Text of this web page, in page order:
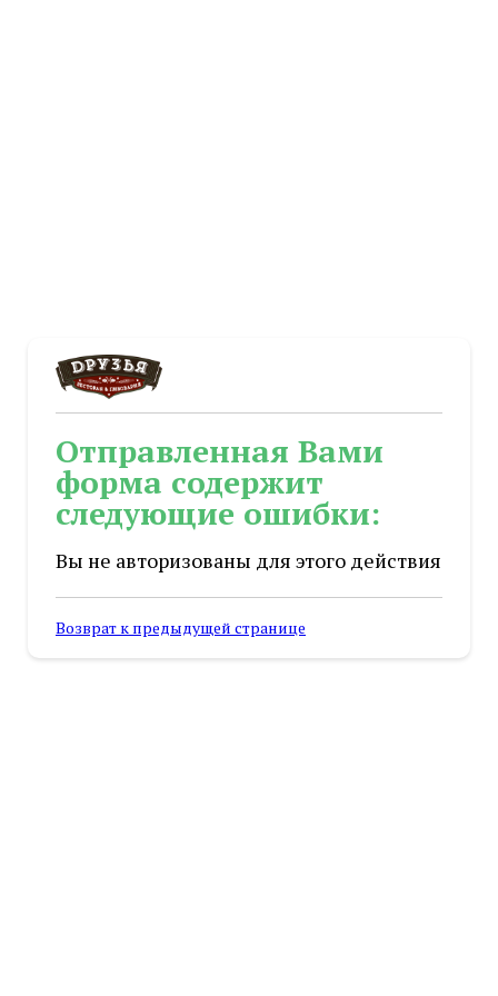
Отправленная Вами
форма содержит
следующие ошибки:
Вы не авторизованы для этого действия
Возврат к предыдущей странице